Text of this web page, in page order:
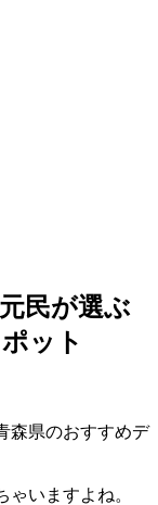
民が選ぶ
ット
いますよね。